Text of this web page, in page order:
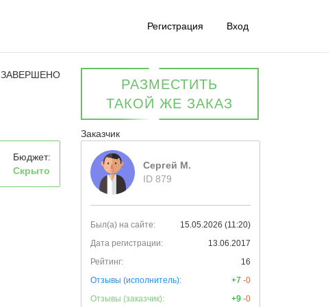
Регистрация Вход
ЗАВЕРШЕНО
РАЗМЕСТИТЬ
ТАКОЙ ЖЕ ЗАКАЗ
Бюджет:
Скрыто
Заказчик
Сергей М.
ID 879
Был(а) на сайте:
15.05.2026 (11:20)
Дата регистрации:
13.06.2017
Рейтинг:
16
Отзывы (исполнитель):
+7 -0
Отзывы (заказчик):
+9 -0